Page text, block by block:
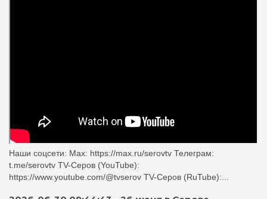
Наши соцсети: Мах: https://max.ru/serovtv Телеграм:
t.me/serovtv TV-Серов (YouTube):
https://www.youtube.com/@tvserov TV-Серов (RuTube):...